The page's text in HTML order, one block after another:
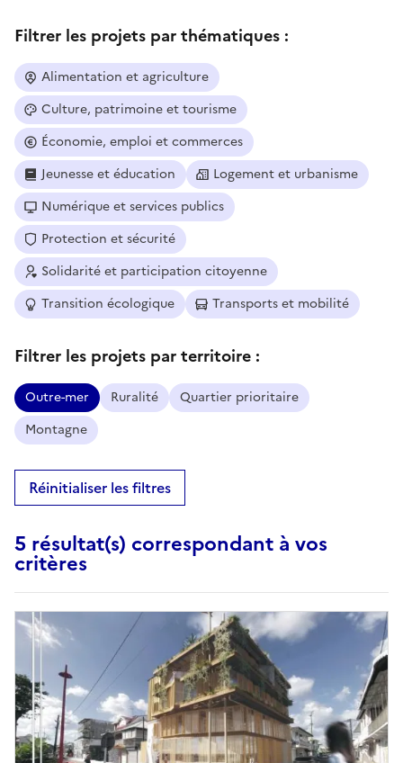
Filtrer les projets par thématiques :
Alimentation et agriculture
Culture, patrimoine et tourisme
Économie, emploi et commerces
Jeunesse et éducation
Logement et urbanisme
Numérique et services publics
Protection et sécurité
Solidarité et participation citoyenne
Transition écologique
Transports et mobilité
Filtrer les projets par territoire :
Outre-mer Ruralité
Quartier prioritaire
Montagne
Réinitialiser les filtres
5 résultat(s) correspondant à vos
critères